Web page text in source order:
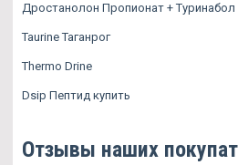
Дростанолон Пропионат + Туринабол
Taurine Таганрог
Thermo Drine
Dsip Пептид купить
Отзывы наших